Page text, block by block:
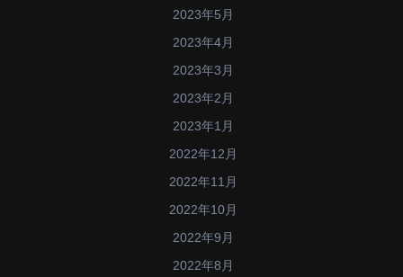
2023年5月
2023年4月
2023年3月
2023年2月
2023年1月
2022年12月
2022年11月
2022年10月
2022年9月
2022年8月